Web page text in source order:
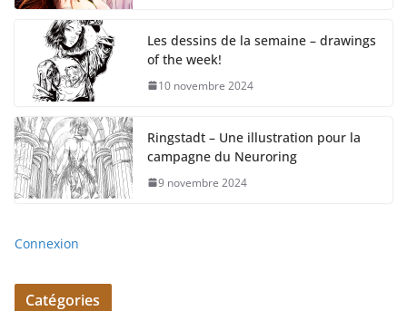
Les dessins de la semaine – drawings
of the week!
10 novembre 2024
Ringstadt – Une illustration pour la
campagne du Neuroring
9 novembre 2024
Connexion
Catégories